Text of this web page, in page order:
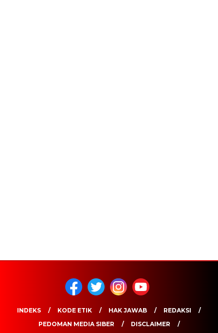
INDEKS KODE ETIK HAK JAWAB
REDAKSI
PEDOMAN MEDIA SIBER
DISCLAIMER